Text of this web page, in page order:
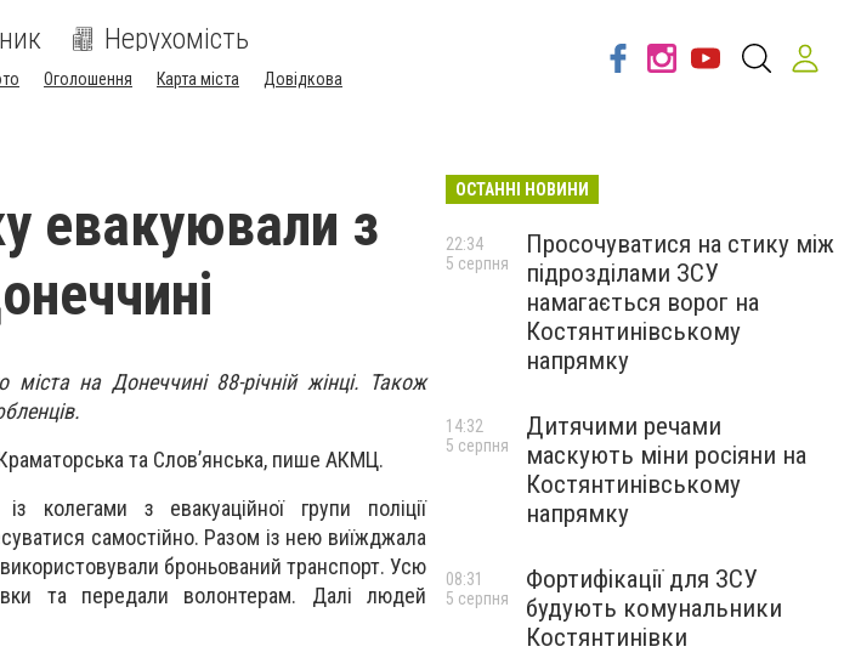
Нерухомість
Оголошення Карта міста Довідкова
евакуювали з
міста на Донеччині 88-річній жінці. Також
та Слов’янська, пише АКМЦ.
колегами з евакуаційної групи поліції
самостійно. Разом із нею виїжджала
використовували броньований транспорт. Усю
та передали волонтерам. Далі людей
ОСТАННІ НОВИНИ
Просочуватися на стику між
підрозділами ЗСУ
намагається ворог на
Костянтинівському
напрямку
22:34
5 серпня
Дитячими речами
маскують міни росіяни на
Костянтинівському
напрямку
14:32
5 серпня
Фортифікації для ЗСУ
будують комунальники
Костянтинівки
08:31
5 серпня